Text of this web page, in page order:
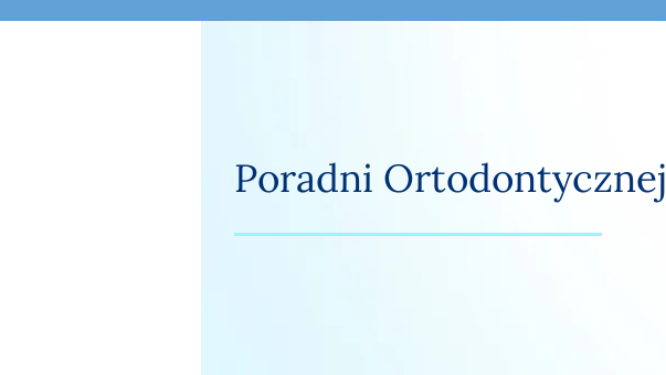
Poradni Ortodontycznej